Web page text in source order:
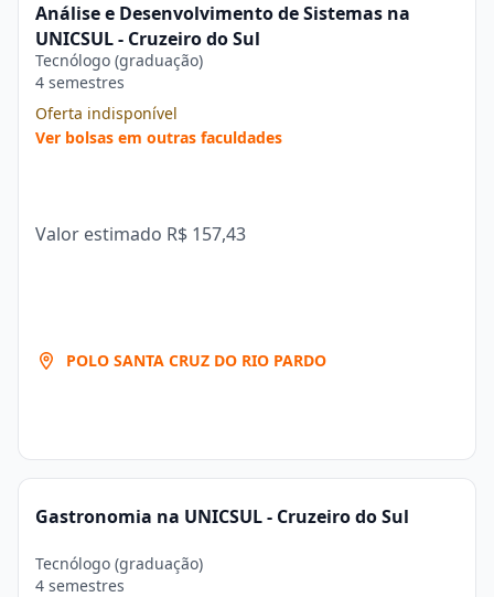
Análise e Desenvolvimento de Sistemas na
UNICSUL - Cruzeiro do Sul
Tecnólogo (graduação)
4 semestres
Oferta indisponível
Ver bolsas em outras faculdades
Valor estimado R$ 157,43
POLO SANTA CRUZ DO RIO PARDO
Gastronomia na UNICSUL - Cruzeiro do Sul
Tecnólogo (graduação)
4 semestres